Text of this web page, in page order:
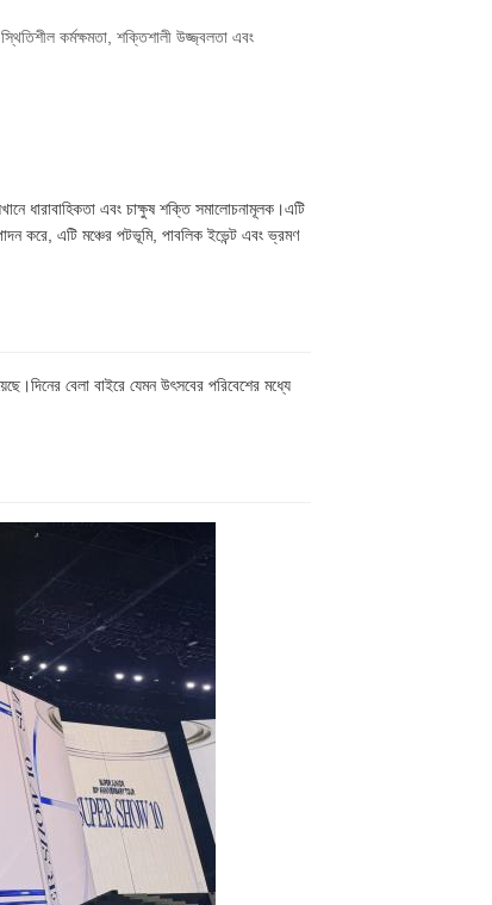
কর্মক্ষমতা, শক্তিশালী উজ্জ্বলতা এবং
ধারাবাহিকতা এবং চাক্ষুষ শক্তি সমালোচনামূলক।এটি
করে, এটি মঞ্চের পটভূমি, পাবলিক ইভেন্ট এবং ভ্রমণ
বেলা বাইরে যেমন উৎসবের পরিবেশের মধ্যে